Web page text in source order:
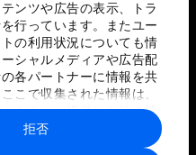
ンツや広告の表示、トラ
行っています。またユー
の利用状況についても情
シャルメディアや広告配
各パートナーに情報を共
こで収集された情報は、
ートナーに提供した他の情
のサービスを使用した際
と組み合わされ、各パー
拒否